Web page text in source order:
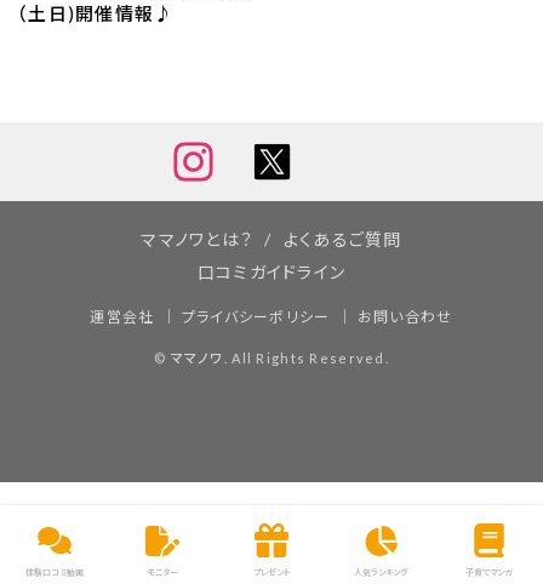
（土日)開催情報♪
体験口コミ動画 モニター プレゼント 人気ランキング 子育てマンガ
ママノワとは？
よくあるご質問
口コミガイドライン
運営会社 プライバシーポリシー お問い合わせ
© ママノワ . All Rights Reserved.